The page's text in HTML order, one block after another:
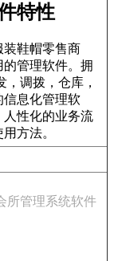
特性
装鞋帽零售商
管理软件。拥
调拨，仓库，
信息化管理软
性化的业务流
方法。
所管理系统软件